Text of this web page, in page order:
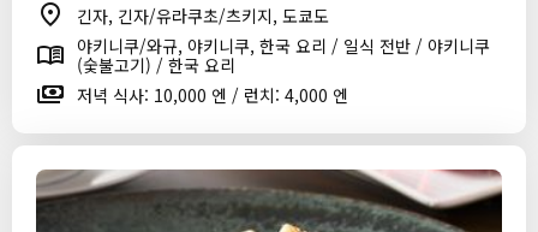
긴자, 긴자/유라쿠초/츠키지, 도쿄도
야키니쿠/와규, 야키니쿠, 한국 요리 / 일식 전반 / 야키니쿠
(숯불고기) / 한국 요리
저녁 식사: 10,000 엔 / 런치: 4,000 엔